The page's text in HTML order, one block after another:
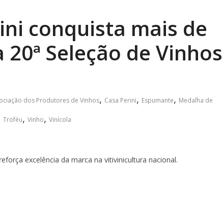
conquista mais de
Seleção de Vinhos
dos Produtores de Vinhos, Casa Perini, Espumante, Medalha de
Troféu, Vinho, Vinícola
excelência da marca na vitivinicultura nacional.